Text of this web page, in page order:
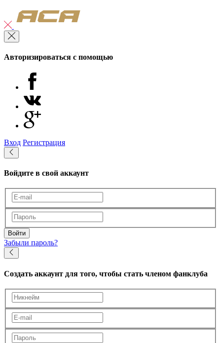
Авторизироваться с помощью
Вход Регистрация
Войдите в свой аккаунт
Войти
Забыли пароль?
Создать аккаунт для того, чтобы стать членом фанклуба